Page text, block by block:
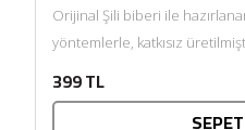
Orijinal Şili biberi ile
yöntemlerle, katkısız
399 TL